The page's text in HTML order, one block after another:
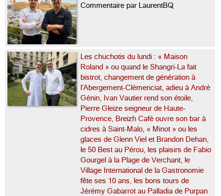
Commentaire par LaurentBQ
Les chuchotis du lundi : « Maison
Roland » ou quand le Shangri-La fait
bistrot, changement de génération à
l’Abergement-Clémenciat, adieu à André
Génin, Ivan Vautier rend son étoile,
Pierre Gleize seigneur de Haute-
Provence, Breizh Café ouvre son bar à
cidres à Saint-Malo, « Minot » ou les
glaces de Glenn Viel et Brandon Dehan,
le 50 Best au Pérou, les plaisirs de Fabio
Gourgel à la Plage de Verchant, le
Village International de la Gastronomie
fête ses 10 ans, les bons tours de
Jérémy Gabarrot au Palladia de Purpan